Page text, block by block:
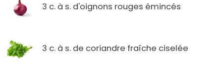
3 c. à s. d'oignons rouges émincés
3 c. à s. de coriandre fraîche ciselée